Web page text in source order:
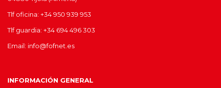
Tlf oficina: +34 950 939 953
Tlf guardia: +34 694 496 303
Email: info@fofnet.es
INFORMACIÓN GENERAL